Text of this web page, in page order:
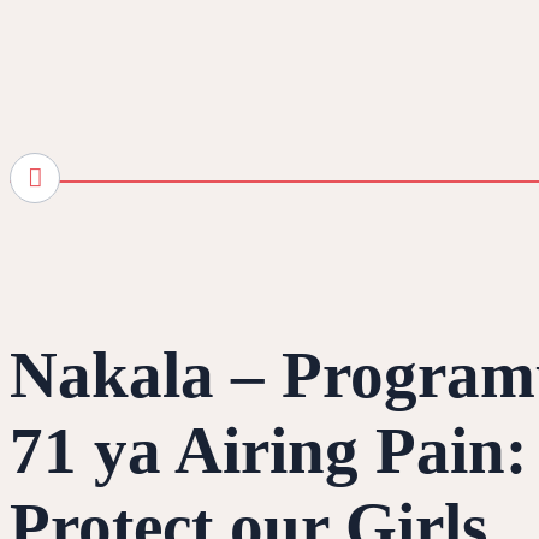
Nakala –
71 ya Airing Pain: